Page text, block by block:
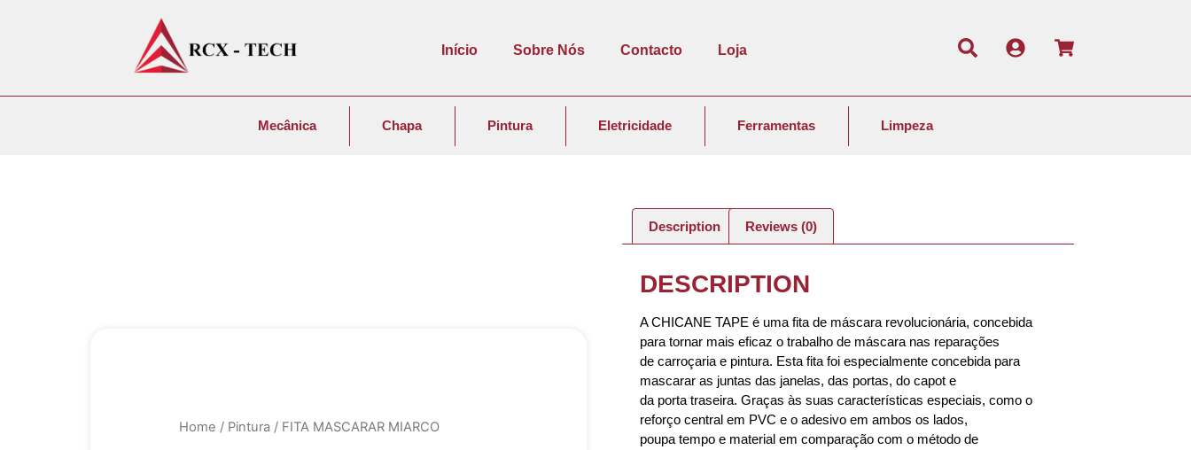
Início Sobre Nós Contacto Loja
Mecânica Chapa Pintura Eletricidade Ferramentas Limpeza
Home / Pintura / FITA MASCARAR MIARCO
Description Reviews (0)
DESCRIPTION
A CHICANE TAPE é uma fita de máscara revolucionária, concebida
para tornar mais eficaz o trabalho de máscara nas reparações
de carroçaria e pintura. Esta fita foi especialmente concebida para
mascarar as juntas das janelas, das portas, do capot e
da porta traseira. Graças às suas características especiais, como o
reforço central em PVC e o adesivo em ambos os lados,
poupa tempo e material em comparação com o método de